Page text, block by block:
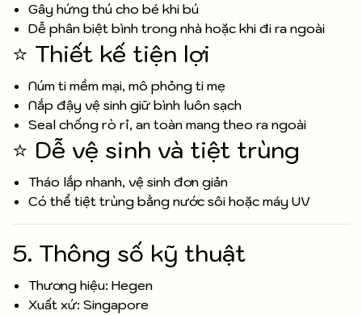
Gây hứng thú cho bé khi bú
Dễ phân biệt bình trong nhà hoặc khi đi ra ngoài
⭐ Thiết kế tiện lợi
Núm ti mềm mại, mô phỏng ti mẹ
Nắp đậy vệ sinh giữ bình luôn sạch
Seal chống rò rỉ, an toàn mang theo ra ngoài
⭐ Dễ vệ sinh và tiệt trùng
Tháo lắp nhanh, vệ sinh đơn giản
Có thể tiệt trùng bằng nước sôi hoặc máy UV
5. Thông số kỹ thuật
Thương hiệu: Hegen
Xuất xứ: Singapore